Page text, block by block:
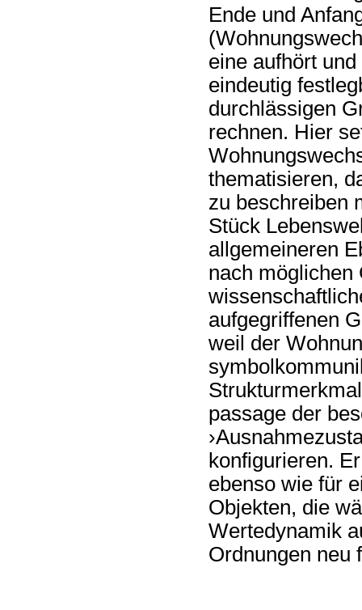
Ende und
eine aufhört
eindeutig
durchlässigen
rechnen. Hier
thematisieren,
zu beschreiben
Stück
allgemeineren
nach möglichen
aufgegriffenen
weil der
passage der
konfigurieren.
ebenso wie für
Objekten, die
Wertedynamik
Ordnungen neu